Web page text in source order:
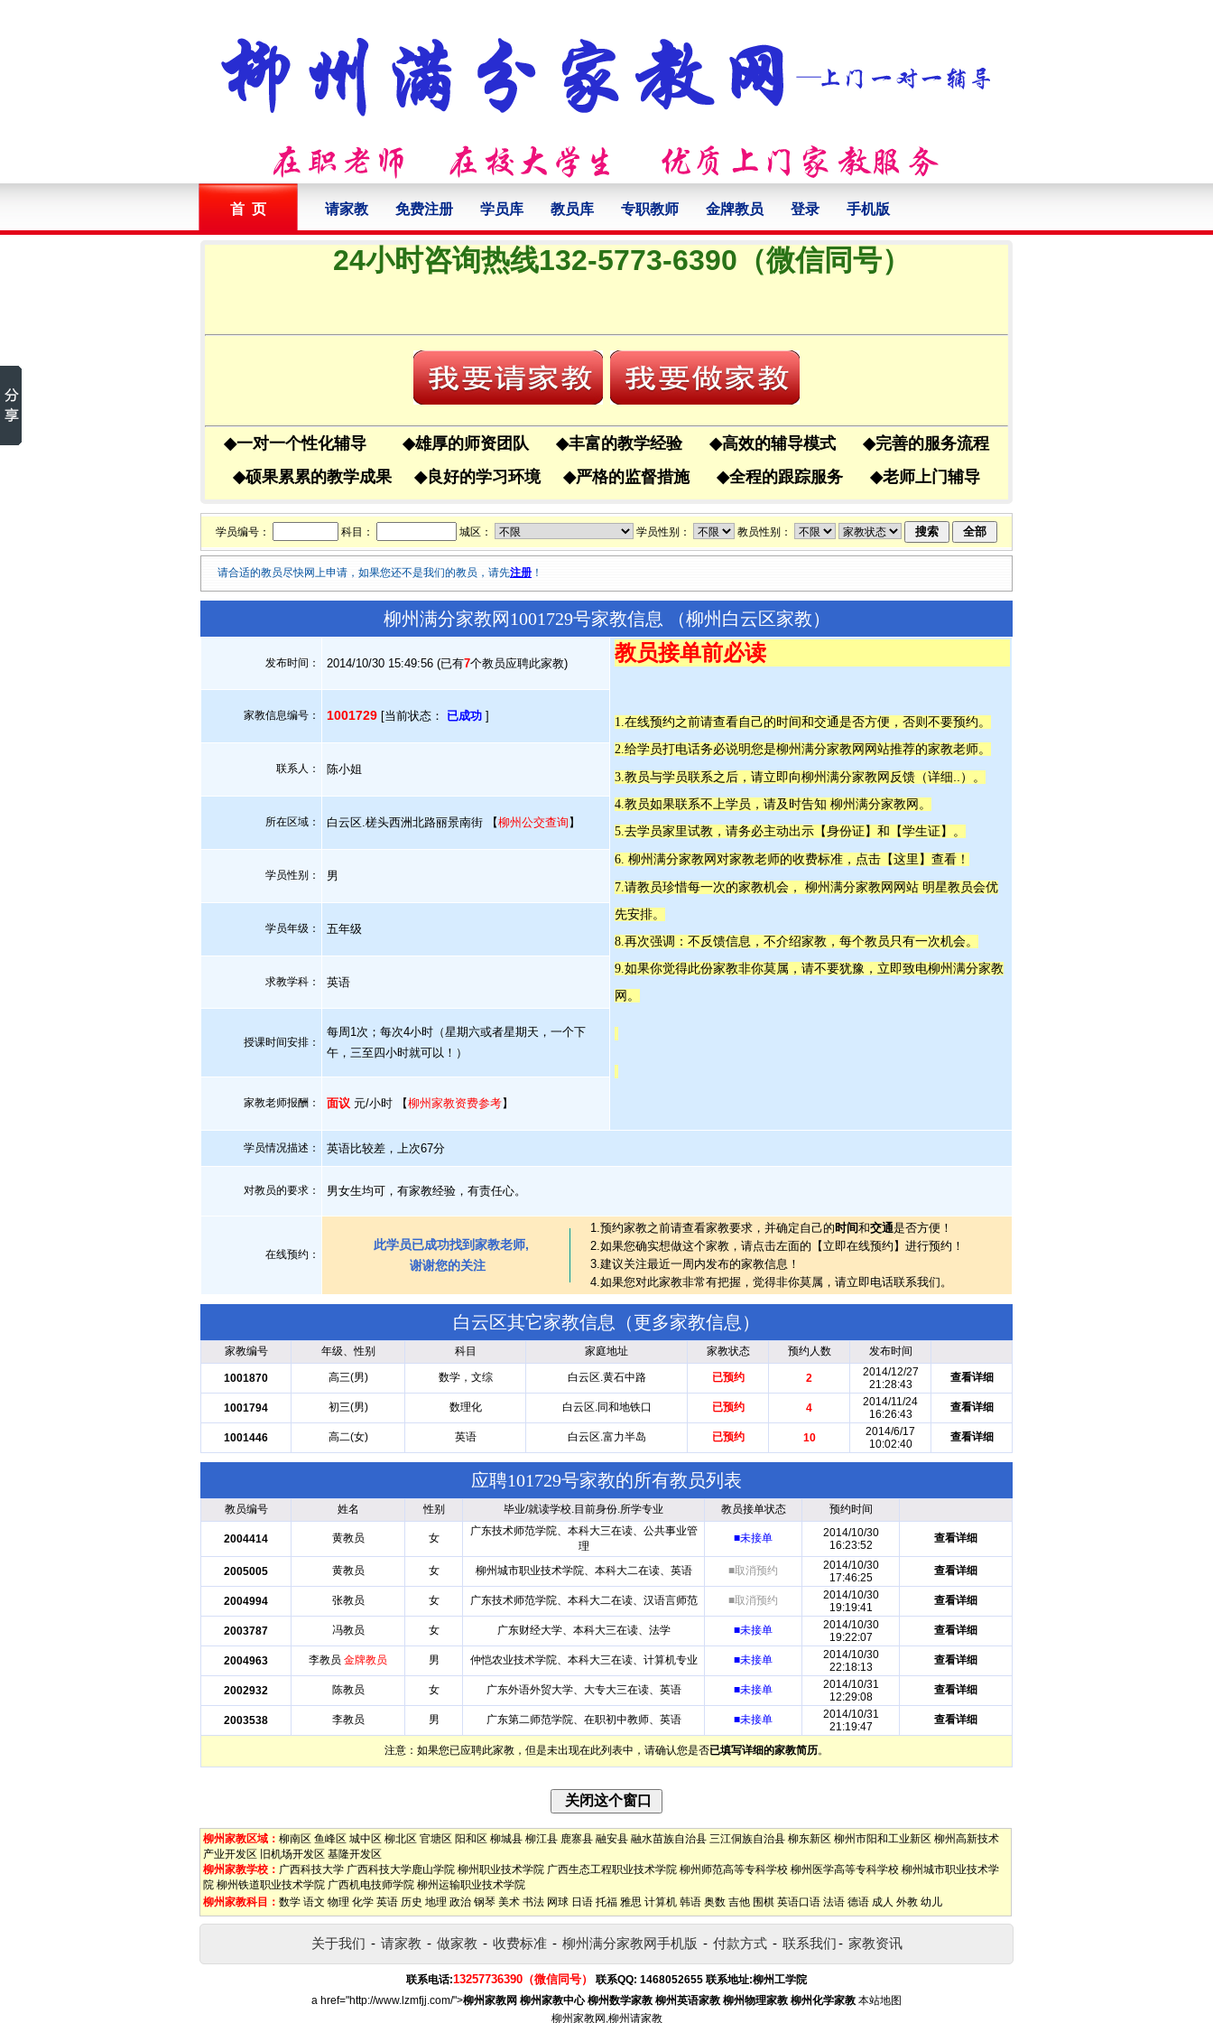
首 页 请家教 免费注册 学员库 教员库 专职教师 金牌教员 登录 手机版
24小时咨询热线132-5773-6390（微信同号）
◆一对一个性化辅导 ◆雄厚的师资团队 ◆丰富的教学经验 ◆高效的辅导模式 ◆完善的服务流程
◆硕果累累的教学成果 ◆良好的学习环境 ◆严格的监督措施 ◆全程的跟踪服务 ◆老师上门辅导
学员编号： 科目： 城区： 学员性别： 教员性别：
请合适的教员尽快网上申请，如果您还不是我们的教员，请先注册 ！
柳州满分家教网1001729号家教信息 （柳州白云区家教）
发布时间： 2014/10/30 15:49:56 (已有7个教员应聘此家教) 教员接单前必读
1.在线预约之前请查看自己的时间和交通是否方便，否则不要预约。
2.给学员打电话务必说明您是柳州满分家教网网站推荐的家教老师。
3.教员与学员联系之后，请立即向柳州满分家教网反馈（详细..
）。
4.教员如果联系不上学员，请及时告知 柳州满分家教网。
5.去学员家里试教，请务必主动出示【身份证】和【学生证】。
6. 柳州满分家教网对家教老师的收费标准，点击【这里 】查看！
7.请教员珍惜每一次的家教机会， 柳州满分家教网网站 明星教员会优
先安排。
8.再次强调：不反馈信息，不介绍家教，每个教员只有一次机会。
9.如果你觉得此份家教非你莫属，请不要犹豫，立即致电柳州满分家教
网。
家教信息编号： 1001729 [当前状态： 已成功 ]
联系人： 陈小姐
所在区域： 白云区.槎头西洲北路丽景南街 【柳州公交查询 】
学员性别： 男
学员年级： 五年级
求教学科： 英语
授课时间安排：
每周1次；每次4小时（星期六或者星期天，一个下
午，三至四小时就可以！）
家教老师报酬： 面议 元/小时 【柳州家教资费参考】
学员情况描述： 英语比较差，上次67分
对教员的要求： 男女生均可，有家教经验，有责任心。
在线预约：
此学员已成功找到家教老师,
谢谢您的关注
1.预约家教之前请查看家教要求，并确定自己的时间和交通是否方便！
2.如果您确实想做这个家教，请点击左面的【立即在线预约】进行预约！
3.建议关注最近一周内发布的家教信息！
4.如果您对此家教非常有把握，觉得非你莫属，请立即电话联系我们。
白云区其它家教信息（更多家教信息 ）
家教编号 年级、性别 科目 家庭地址 家教状态 预约人数 发布时间
1001870 高三(男) 数学，文综 白云区.黄石中路 已预约 2
2014/12/27
21:28:43
查看详细
1001794 初三(男) 数理化 白云区.同和地铁口 已预约 4
2014/11/24
16:26:43
查看详细
1001446 高二(女) 英语 白云区.富力半岛 已预约 10
2014/6/17
10:02:40
查看详细
应聘101729号家教的所有教员列表
教员编号 姓名 性别 毕业/就读学校.目前身份.所学专业 教员接单状态 预约时间
2004414 黄教员 女
广东技术师范学院、本科大三在读、公共事业管
理
■未接单
2014/10/30
16:23:52
查看详细
2005005 黄教员 女 柳州城市职业技术学院、本科大二在读、英语 ■取消预约
2014/10/30
17:46:25
查看详细
2004994 张教员 女 广东技术师范学院、本科大二在读、汉语言师范 ■取消预约
2014/10/30
19:19:41
查看详细
2003787 冯教员 女 广东财经大学、本科大三在读、法学 ■未接单
2014/10/30
19:22:07
查看详细
2004963 李教员 金牌教员 男 仲恺农业技术学院、本科大三在读、计算机专业 ■未接单
2014/10/30
22:18:13
查看详细
2002932 陈教员 女 广东外语外贸大学、大专大三在读、英语 ■未接单
2014/10/31
12:29:08
查看详细
2003538 李教员 男 广东第二师范学院、在职初中教师、英语 ■未接单
2014/10/31
21:19:47
查看详细
注意：如果您已应聘此家教，但是未出现在此列表中，请确认您是否已填写详细的家教简历。
柳州家教区域： 柳南区 鱼峰区 城中区 柳北区 官塘区 阳和区 柳城县 柳江县 鹿寨县 融安县 融水苗族自治县 三江侗族自治县 柳东新区 柳州市阳和工业新区 柳州高新技术
产业开发区
旧机场开发区 基隆开发区
柳州家教学校： 广西科技大学 广西科技大学鹿山学院 柳州职业技术学院 广西生态工程职业技术学院 柳州师范高等专科学校 柳州医学高等专科学校 柳州城市职业技术学
院 柳州铁道职业技术学院 广西机电技师学院 柳州运输职业技术学院
柳州家教科目： 数学 语文 物理 化学 英语 历史 地理 政治 钢琴 美术 书法 网球 日语 托福 雅思 计算机 韩语 奥数 吉他 围棋 英语口语 法语 德语 成人 外教 幼儿
关于我们 - 请家教 - 做家教 - 收费标准 - 柳州满分家教网手机版 - 付款方式 - 联系我们- 家教资讯
联系电话:13257736390（微信同号） 联系QQ: 1468052655 联系地址:柳州工学院
a href="http://www.lzmfjj.com/">柳州家教网 柳州家教中心 柳州数学家教 柳州英语家教 柳州物理家教 柳州化学家教 本站地图
柳州家教网,柳州请家教